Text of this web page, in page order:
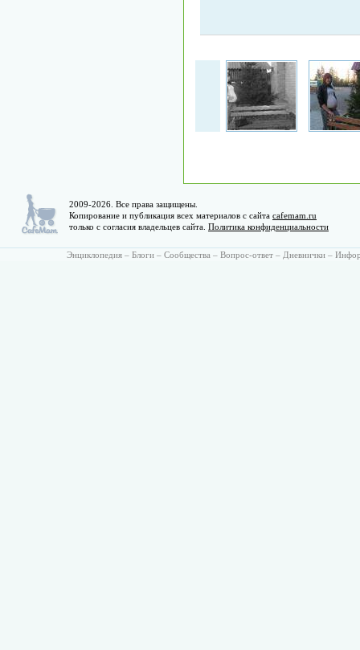
2009-2026. Все права защищены.
Копирование и публикация всех материалов с сайта cafemam.ru
только с согласия владельцев сайта. Политика конфиденциальности
Энциклопедия – Блоги – Сообщества – Вопрос-ответ – Дневнички –